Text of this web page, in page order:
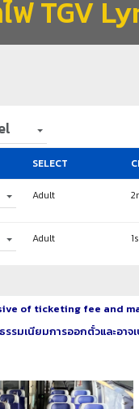
ฟ TGV
SELECT
Adult
Adult
of ticketing fee and
รรมเนียมการออกตั๋วและอา